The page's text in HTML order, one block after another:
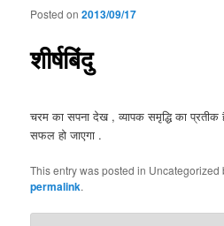
शीर्षबिंदु
Posted on2013/09/17
चरम का सपना देख , व्यापक समृद्धि का
सफल हो जाएगा .
This entry was posted in
permalink.